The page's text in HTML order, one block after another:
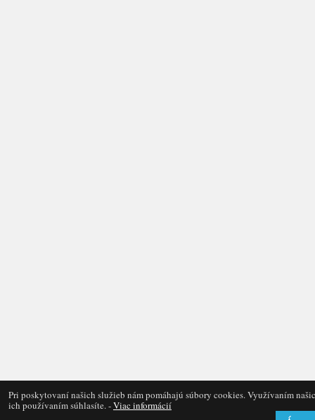
Pri poskytovaní našich služieb nám pomáhajú súbory cookies. Využívaním
ich používaním súhlasíte. -Viac informácií